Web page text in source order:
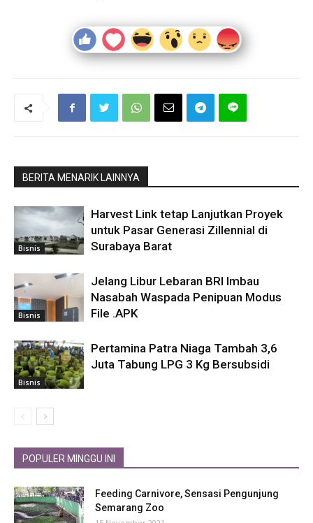
BERITA MENARIK LAINNYA
Bisnis
Harvest Link tetap Lanjutkan Proyek
untuk Pasar Generasi Zillennial di
Surabaya Barat
Bisnis
Jelang Libur Lebaran BRI Imbau
Nasabah Waspada Penipuan Modus
File .APK
Bisnis
Pertamina Patra Niaga Tambah 3,6
Juta Tabung LPG 3 Kg Bersubsidi
POPULER MINGGU INI
Feeding Carnivore, Sensasi Pengunjung
Semarang Zoo